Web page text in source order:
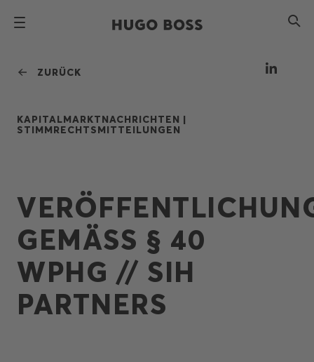
ZURÜCK
KAPITALMARKTNACHRICHTEN |
STIMMRECHTSMITTEILUNGEN
GEMÄSS § 40
WPHG // SIH
PARTNERS